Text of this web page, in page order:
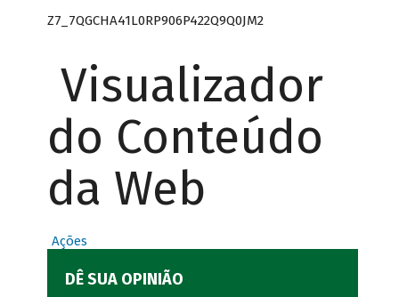
Z7_7QGCHA41L0RP906P422Q9Q0JM2
Visualizador
do Conteúdo
da Web
Ações
DÊ SUA OPINIÃO